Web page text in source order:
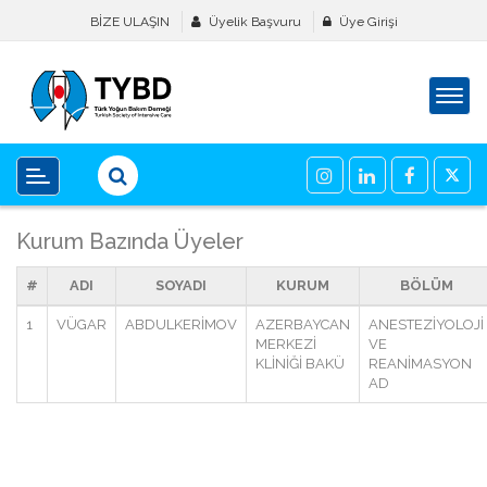
BİZE ULAŞIN Üyelik Başvuru Üye Girişi
Kurum Bazında Üyeler
# ADI SOYADI KURUM BÖLÜM
1 VÜGAR ABDULKERİMOV
AZERBAYCAN
MERKEZİ
KLİNİĞİ BAKÜ
ANESTEZİYOLOJİ
VE
REANİMASYON
AD